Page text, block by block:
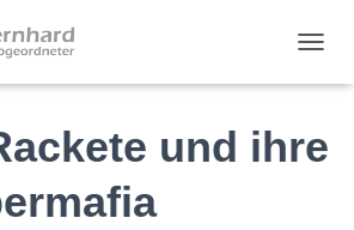
und ihre